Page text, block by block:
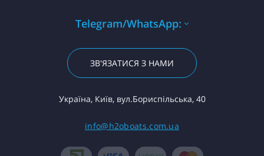
Telegram/WhatsApp:
ЗВ'ЯЗАТИСЯ З НАМИ
Україна, Київ, вул.Бориспільська, 40
info@h2oboats.com.ua